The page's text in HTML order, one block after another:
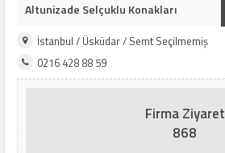
Altunizade Selçuklu Konakları
İstanbul / Üsküdar / Semt Seçilmemiş
0216 428 88 59
Firma Ziyaret
868